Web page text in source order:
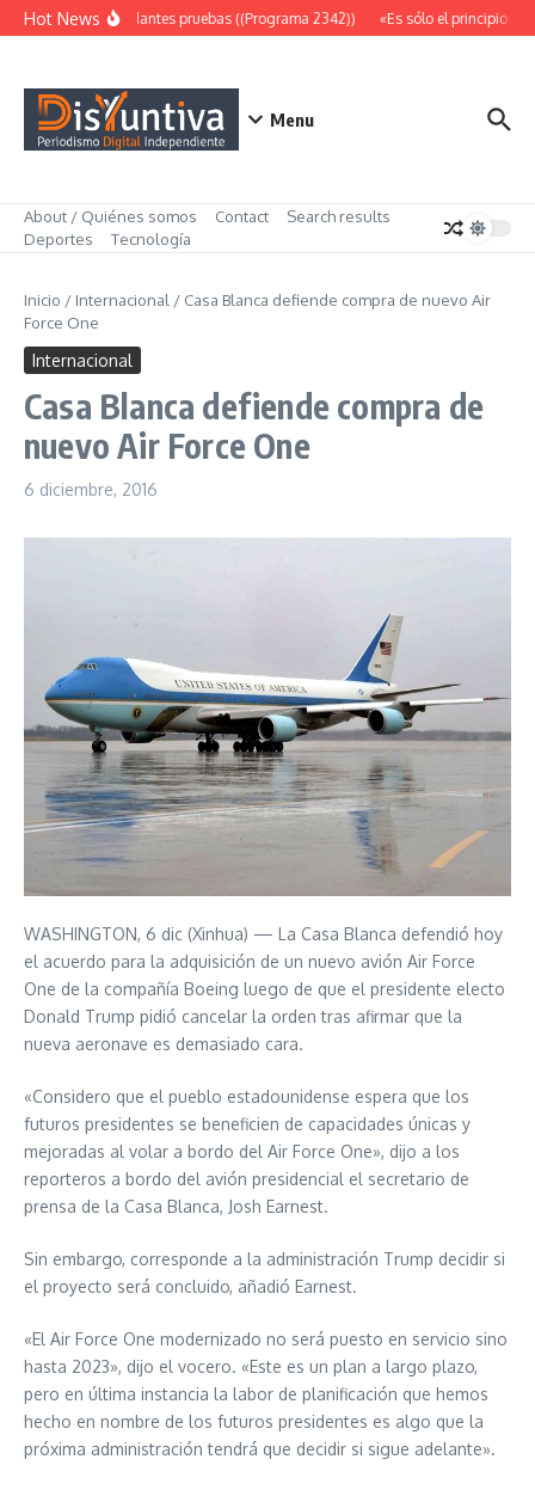
Saltar al contenido
Hot NewsAbundantes pruebas ((Programa 2342)) «Es sólo el principio»
Menu
About / Quiénes somos Contact
Search results
Deportes
Tecnología
Inicio / Internacional / Casa Blanca defiende compra de nuevo Air
Force One
Internacional
Casa Blanca defiende compra de
nuevo Air Force One
6 diciembre, 2016
WASHINGTON, 6 dic (Xinhua) — La Casa Blanca defendió hoy
el acuerdo para la adquisición de un nuevo avión Air Force
One de la compañía Boeing luego de que el presidente electo
Donald Trump pidió cancelar la orden tras afirmar que la
nueva aeronave es demasiado cara.
«Considero que el pueblo estadounidense espera que los
futuros presidentes se beneficien de capacidades únicas y
mejoradas al volar a bordo del Air Force One», dijo a los
reporteros a bordo del avión presidencial el secretario de
prensa de la Casa Blanca, Josh Earnest.
Sin embargo, corresponde a la administración Trump decidir si
el proyecto será concluido, añadió Earnest.
«El Air Force One modernizado no será puesto en servicio sino
hasta 2023», dijo el vocero. «Este es un plan a largo plazo,
pero en última instancia la labor de planificación que hemos
hecho en nombre de los futuros presidentes es algo que la
próxima administración tendrá que decidir si sigue adelante».